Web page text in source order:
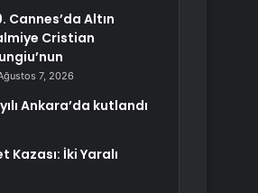
Cannes’da Altın
Cristian
7, 2026
Ankara’da kutlandı
Kazası: İki Yaralı